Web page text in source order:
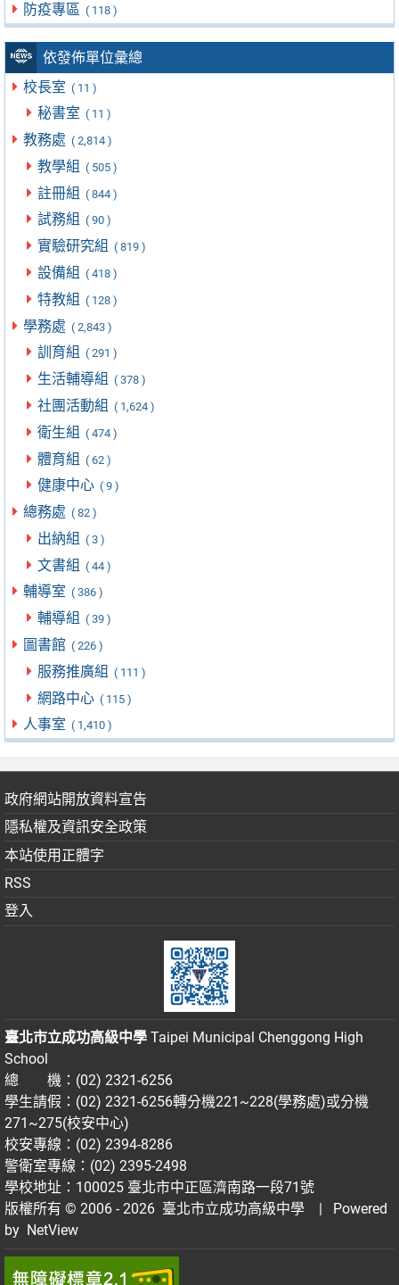
防疫專區 ( 118 )
依發佈單位彙總
校長室 ( 11 )
秘書室 ( 11 )
教務處 ( 2,814 )
教學組 ( 505 )
註冊組 ( 844 )
試務組 ( 90 )
實驗研究組 ( 819 )
設備組 ( 418 )
特教組 ( 128 )
學務處 ( 2,843 )
訓育組 ( 291 )
生活輔導組 ( 378 )
社團活動組 ( 1,624 )
衛生組 ( 474 )
體育組 ( 62 )
健康中心 ( 9 )
總務處 ( 82 )
出納組 ( 3 )
文書組 ( 44 )
輔導室 ( 386 )
輔導組 ( 39 )
圖書館 ( 226 )
服務推廣組 ( 111 )
網路中心 ( 115 )
人事室 ( 1,410 )
政府網站開放資料宣告
隱私權及資訊安全政策
本站使用正體字
RSS
登入
臺北市立成功高級中學 Taipei Municipal Chenggong High
School
總 機：(02) 2321-6256
學生請假：(02) 2321-6256轉分機221~228(學務處)或分機
271~275(校安中心)
校安專線：(02) 2394-8286
警衛室專線：(02) 2395-2498
學校地址：100025 臺北市中正區濟南路一段71號
版權所有 © 2006 - 2026 臺北市立成功高級中學
| Powered
by NetView